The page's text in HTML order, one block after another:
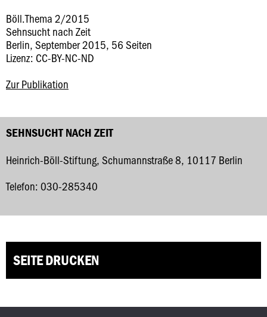
Böll.Thema 2/2015
Sehnsucht nach Zeit
Berlin, September 2015, 56 Seiten
Lizenz: CC-BY-NC-ND
Zur Publikation
SEHNSUCHT NACH ZEIT
Heinrich-Böll-Stiftung, Schumannstraße 8, 10117 Berlin
Telefon: 030-285340
SEITE DRUCKEN